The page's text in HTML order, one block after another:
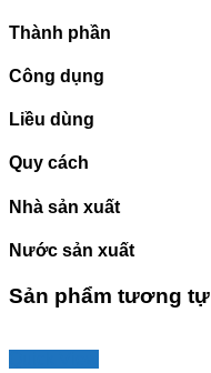
Thành phần
Công dụng
Liều dùng
Quy cách
Nhà sản xuất
Nước sản xuất
Sản phẩm tương tự